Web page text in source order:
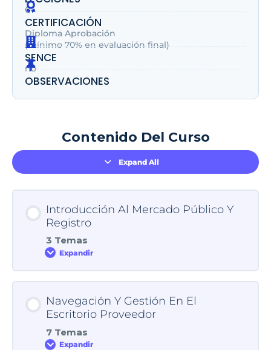
6
CERTIFICACIÓN
Diploma Aprobación
(mínimo 70% en evaluación final)
SENCE
no
OBSERVACIONES
Contenido Del Curso
Expand All
Introducción Al Mercado Público Y
Registro
3 Temas
Expandir
Navegación Y Gestión En El
Escritorio Proveedor
7 Temas
Expandir